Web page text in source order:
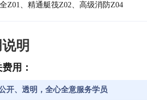
Z01、精通艇筏Z02、高级消防Z04
明
用：
开、透明，全心全意服务学员